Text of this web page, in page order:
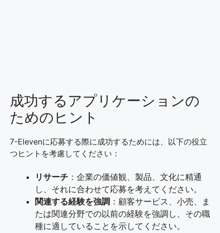
成功するアプリケーションの
ためのヒント
7-Elevenに応募する際に成功するためには、以下の役立
つヒントを考慮してください：
リサーチ ：企業の価値観、製品、文化に精通
し、それに合わせて応募を考えてください。
関連する経験を強調 ：顧客サービス、小売、ま
たは関連分野での以前の経験を強調し、その職
種に適していることを示してください。